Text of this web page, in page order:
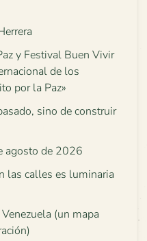
y Festival Buen Vivir
de los
por la Paz»
sino de construir
agosto de 2026
las calles es luminaria
(un mapa